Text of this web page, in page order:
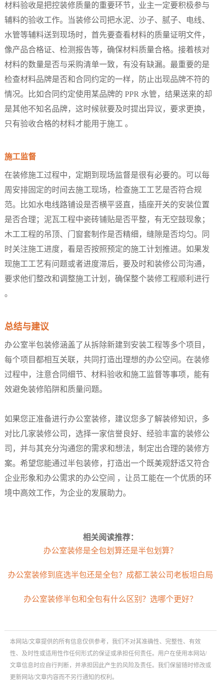
材料验收是把控装修质量的重要环节，业主一定要积极参与
辅料的验收工作。当装修公司把水泥、沙子、腻子、电线、
水管等辅料送到现场时，首先要查看材料的质量证明文件，
像产品合格证、检测报告等，确保材料质量合格。接着核对
材料的数量是否与采购清单一致，有没有缺漏。最重要的是
检查材料品牌是否和合同约定的一样，防止出现品牌不符的
情况。比如合同约定使用某品牌的 PPR 水管，结果送来的却
是其他不知名品牌，这时候就要及时提出异议，要求更换，
只有验收合格的材料才能用于施工 。​
施工监督​
在装修施工过程中，定期到现场监督是很有必要的。可以每
周安排固定的时间去施工现场，检查施工工艺是否符合规
范。比如水电线路铺设是否横平竖直，插座开关的安装位置
是否合理；泥瓦工程中瓷砖铺贴是否平整，有无空鼓现象；
木工工程的吊顶、门窗套制作是否精细，缝隙是否均匀。同
时关注施工进度，看是否按照预定的施工计划推进。如果发
现施工工艺有问题或者进度滞后，要及时和装修公司沟通，
要求他们整改和调整施工计划，确保整个装修工程顺利进行
。​
总结与建议​
办公室半包装修涵盖了从拆除新建到安装工程等多个项目，
每个项目都相互关联，共同打造出理想的办公空间。在装修
过程中，注意合同细节、材料验收和施工监督等事项，能有
效避免装修陷阱和质量问题。​
如果您正准备进行办公室装修，建议您多了解装修知识，多
对比几家装修公司，选择一家信誉良好、经验丰富的装修公
司，并与其充分沟通您的需求和想法，制定出合理的装修方
案。希望您能通过半包装修，打造出一个既美观舒适又符合
企业形象和办公需求的办公空间 ，让员工能在一个优质的环
境中高效工作，为企业的发展助力。
相关阅读推荐：
办公室装修是全包划算还是半包划算？
办公室装修到底选半包还是全包？成都工装公司老板坦白局
办公室装修半包和全包有什么区别？选哪个更好？
本网站/文章提供的所有信息仅供参考，我们不对其准确性、完整性、有效
性、及时性或适用性作任何形式的保证或承担任何责任。用户在使用本网站/
文章信息时应自行判断，并承担因此产生的风险及责任。我们保留随时修改或
更新网站/文章内容而不另行通知的权利。